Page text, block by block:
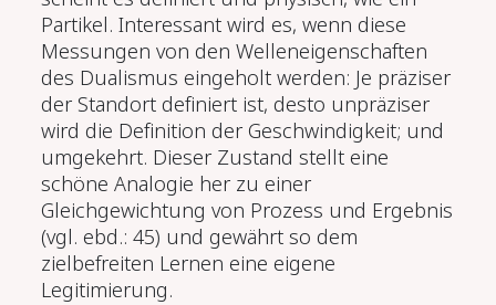
Partikel. Interessant wird es, wenn diese
Messungen von den Welleneigenschaften
des Dualismus eingeholt werden: Je präziser
der Standort definiert ist, desto unpräziser
wird die Definition der Geschwindigkeit; und
umgekehrt. Dieser Zustand stellt eine
schöne Analogie her zu einer
Gleichgewichtung von Prozess und Ergeb­nis
(vgl. ebd.: 45) und gewährt so dem
zielbefreiten Lernen eine eigene
Legitimierung.